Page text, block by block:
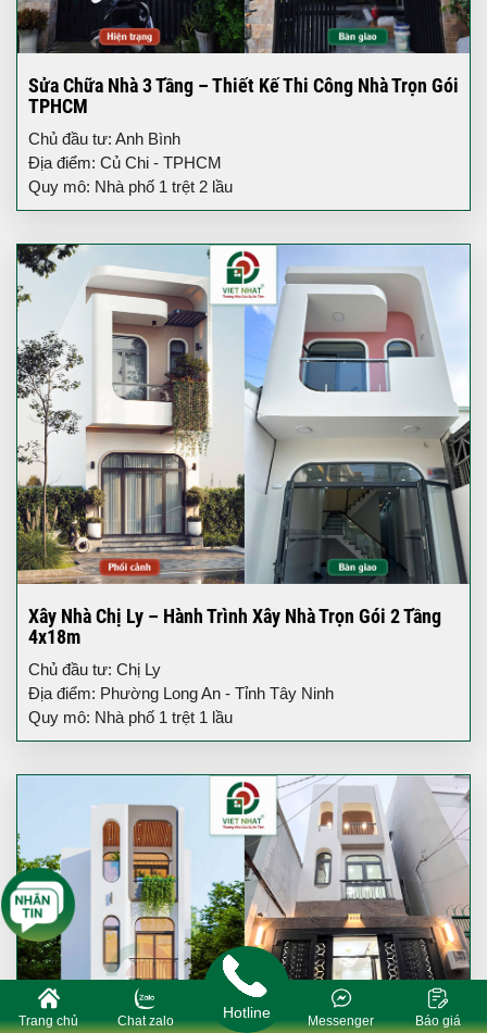
Sửa Chữa Nhà 3 Tầng – Thiết Kế Thi Công Nhà Trọn Gói
TPHCM
Chủ đầu tư: Anh Bình
Địa điểm: Củ Chi - TPHCM
Quy mô: Nhà phố 1 trệt 2 lầu
Xây Nhà Chị Ly – Hành Trình Xây Nhà Trọn Gói 2 Tầng
4x18m
Chủ đầu tư: Chị Ly
Địa điểm: Phường Long An - Tỉnh Tây Ninh
Quy mô: Nhà phố 1 trệt 1 lầu
Trang chủ Chat zalo Báo giá
Messenger
Hotline